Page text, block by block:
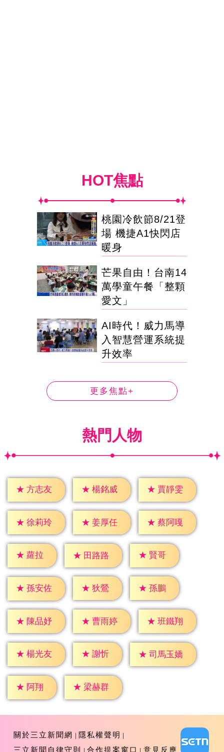
HOT焦點
桃園冷飲節8/21登
場 機捷A1快閃店
暖身
芒果自由！台南14
萬學童午餐「整顆
愛文」
AI時代！威力馬導
入智慧營運系統提
升效率
更多焦點+
熱門人物
★ 方志友 ★ 楊銘威 ★ 賈靜雯
★ 徐莉玲 ★ 姜厚任 ★ 蔡阿嘎
★ 蘿拉 ★ 田路路 ★ 賢哥
★ 孫安佐 ★ 狄鶯 ★ 孫鵬
★ 陳品妤 ★ 曹雨婷 ★ 班鐵翔
★ 楊光友 ★ 謝忻 ★ 司馬玉嬌
★ 阿翔 ★ 梁赫群
關於三立新聞網
隱私權聲明
三立新聞自律守則
合作提案窗口 意見反應